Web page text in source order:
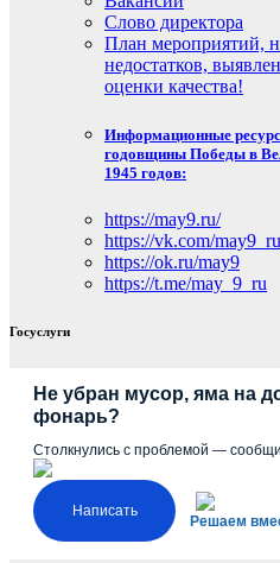
Слово директора
План мероприятий,
недостатков,
оценки качества!
Информационные
годовщины Победы в
1945 годов:
https://may9.ru/
https://vk.com/may9_ru
https://ok.ru/may9
https://t.me/may_9_ru
Госуслуги
Не убран мусор, яма на
фонарь?
Столкнулись с проблемой —
Написать
Решаем